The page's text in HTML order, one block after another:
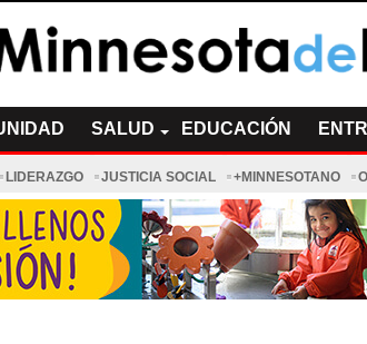
SALUD EDUCACIÓN
LIDERAZGO JUSTICIA SOCIAL +MINNESOTANO